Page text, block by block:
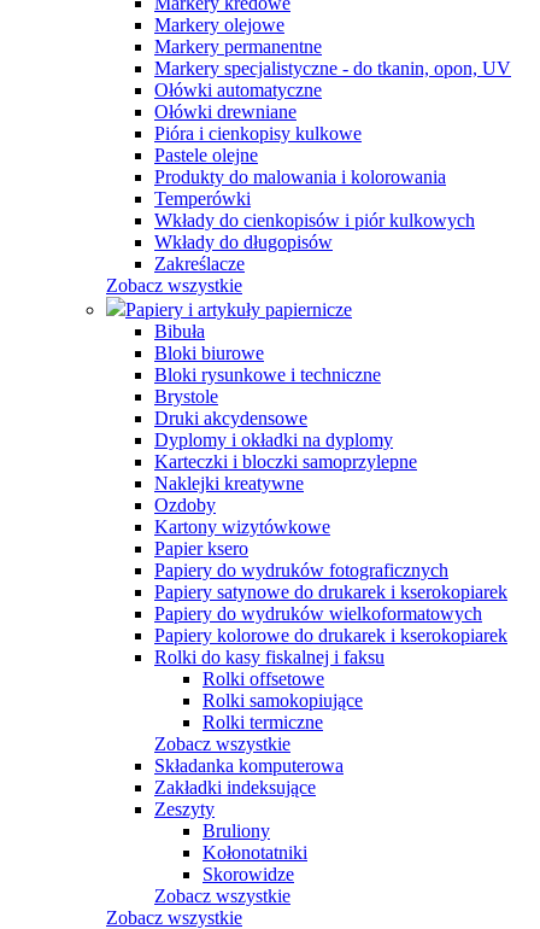
Markery olejowe
Markery permanentne
Markery specjalistyczne - do tkanin, opon, UV
Ołówki automatyczne
Ołówki drewniane
Pióra i cienkopisy kulkowe
Pastele olejne
Produkty do malowania i kolorowania
Temperówki
Wkłady do cienkopisów i piór kulkowych
Wkłady do długopisów
Zakreślacze
Zobacz wszystkie
Papiery i artykuły papiernicze
Bibuła
Bloki biurowe
Bloki rysunkowe i techniczne
Brystole
Druki akcydensowe
Dyplomy i okładki na dyplomy
Karteczki i bloczki samoprzylepne
Naklejki kreatywne
Ozdoby
Kartony wizytówkowe
Papier ksero
Papiery do wydruków fotograficznych
Papiery satynowe do drukarek i kserokopiarek
Papiery do wydruków wielkoformatowych
Papiery kolorowe do drukarek i kserokopiarek
Rolki do kasy fiskalnej i faksu
Rolki offsetowe
Rolki samokopiujące
Rolki termiczne
Zobacz wszystkie
Składanka komputerowa
Zakładki indeksujące
Zeszyty
Bruliony
Kołonotatniki
Skorowidze
Zobacz wszystkie
Zobacz wszystkie